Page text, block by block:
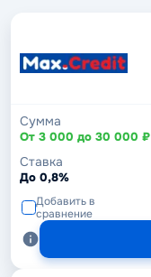
Сумма
От 3 000 до 30 000 ₽
Ставка
До 0,8%
Добавить в
сравнение